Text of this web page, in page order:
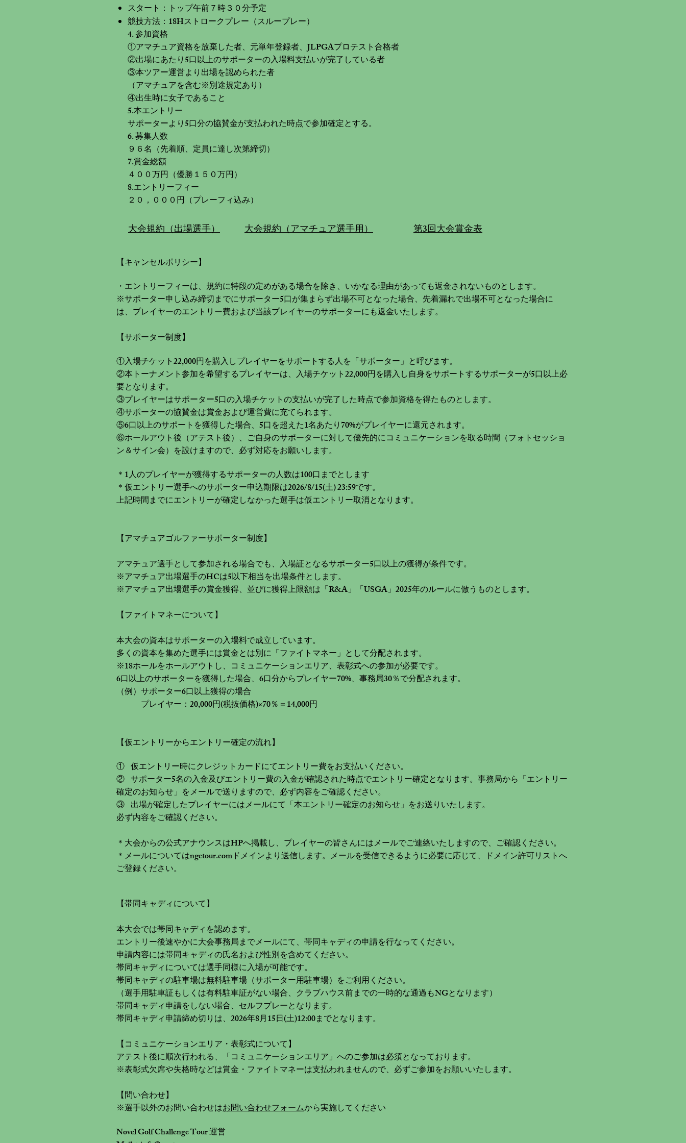
スタート：トップ午前７時３０分予定
​競技方法：18Hストロークプレー（スループレー）
4. 参加資格
①アマチュア資格を放棄した者、元単年登録者、JLPGAプロテスト合格者
②出場にあたり5口以上のサポーターの入場料支払いが完了している者
③本ツアー運営より出場を認められた者
（アマチュアを含む※別途規定あり）
④出生時に女子であること
5.本エントリー
サポーターより5口分の協賛金が支払われた時点で参加確定とする。
6. 募集人数
９６名（先着順、定員に達し次第締切）
7.賞金総額
４００万円（優勝１５０万円）
8.エントリーフィー
​２０，０００円（プレーフィ込み）
​大会規約（出場選手） ​大会規約（アマチュア選手用） ​第3回大会賞金表
【キャンセルポリシー】
・エントリーフィーは、規約に特段の定めがある場合を除き、いかなる理由があっても返金されないものとします。
※サポーター申し込み締切までにサポーター5口が集まらず出場不可となった場合、先着漏れで出場不可となった場合に
は、プレイヤーのエントリー費および当該プレイヤーのサポーターにも返金いたします。
【サポーター制度】
①入場チケット22,000円を購入しプレイヤーをサポートする人を「サポーター」と呼びます。
②本トーナメント参加を希望するプレイヤーは、入場チケット22,000円を購入し自身をサポートするサポーターが5口以上必
要となります。
③プレイヤーはサポーター5口の入場チケットの支払いが完了した時点で参加資格を得たものとします。
④サポーターの協賛金は賞金および運営費に充てられます。
⑤6口以上のサポートを獲得した場合、5口を超えた1名あたり70%がプレイヤーに還元されます。
⑥ホールアウト後（アテスト後）、ご自身のサポーターに対して優先的にコミュニケーションを取る時間（フォトセッショ
ン＆サイン会）を設けますので、必ず対応をお願いします。
＊1人のプレイヤーが獲得するサポーターの人数は100口までとします
＊仮エントリー選手へのサポーター申込期限は2026/8/15(土) 23:59です。
上記時間までにエントリーが確定しなかった選手は仮エントリー取消となります。​
【アマチュアゴルファーサポーター制度】
アマチュア選手として参加される場合でも、入場証となるサポーター5口以上の獲得が条件です。
※アマチュア出場選手のHCは5以下相当を出場条件とします。
※アマチュア出場選手の賞金獲得、並びに獲得上限額は「R&A」「USGA」2025年のルールに倣うものとします。
【ファイトマネーについて】
本大会の資本はサポーターの入場料で成立しています。
多くの資本を集めた選手には賞金とは別に「ファイトマネー」として分配されます。
※18ホールをホールアウトし、コミュニケーションエリア、表彰式への参加が必要です。
6口以上のサポーターを獲得した場合、6口分からプレイヤー70%、事務局30％で分配されます。
（例）サポーター6口以上獲得の場合
プレイヤー：20,000円(税抜価格)×70％＝14,000円
【仮エントリーからエントリー確定の流れ】
① 仮エントリー時にクレジットカードにてエントリー費をお支払いください。
② サポーター5名の入金及びエントリー費の入金が確認された時点でエントリー確定となります。事務局から「エントリー
確定のお知らせ」をメールで送りますので、必ず内容をご確認ください。
③ 出場が確定したプレイヤーにはメールにて「本エントリー確定のお知らせ」をお送りいたします。
必ず内容をご確認ください。
＊大会からの公式アナウンスはHPへ掲載し、プレイヤーの皆さんにはメールでご連絡いたしますので、ご確認ください。
＊メールについてはngctour.comドメインより送信します。メールを受信できるように必要に応じて、ドメイン許可リストへ
ご登録ください。
【帯同キャディについて】
本大会では帯同キャディを認めます。
エントリー後速やかに大会事務局までメールにて、帯同キャディの申請を行なってください。
申請内容には帯同キャディの氏名および性別を含めてください。
帯同キャディについては選手同様に入場が可能です。
帯同キャディの駐車場は無料駐車場（サポーター用駐車場）をご利用ください。
（選手用駐車証もしくは有料駐車証がない場合、クラブハウス前までの一時的な通過もNGとなります）
​帯同キャディ申請をしない場合、セルフプレーとなります。
帯同キャディ申請締め切りは、2026年8月15日(土)12:00までとなります。
【コミュニケーションエリア・表彰式について】
アテスト後に順次行われる、「コミュニケーションエリア」へのご参加は必須となっております。
※表彰式欠席や失格時などは賞金・ファイトマネーは支払われませんので、必ずご参加をお願いいたします。
​【問い合わせ】
※選手以外のお問い合わせはお問い合わせフォームから実施してください
Novel Golf Challenge Tour 運営